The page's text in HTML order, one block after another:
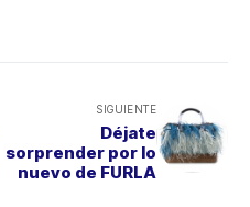
SIGUIENTE
Déjate
sorprender por lo
nuevo de FURLA